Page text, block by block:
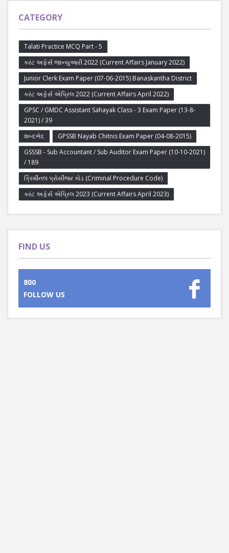
CATEGORY
Talati Practice MCQ Part - 5
કરંટ અફેર્સ જાન્યુઆરી 2022 (Current Affairs January 2022)
Junior Clerk Exam Paper (07-06-2015) Banaskantha District
કરંટ અફેર્સ એપ્રિલ 2022 (Current Affairs April 2022)
GPSC / GMDC Assistant Sahayak Class - 3 Exam Paper (13-8-
2021) / 39
શબ્દભેદ
GPSSB Nayab Chitnis Exam Paper (04-08-2015)
GSSSB - Sub Accountant / Sub Auditor Exam Paper (10-10-2021)
/ 189
ક્રિમીનલ પ્રોસીજર કોડ (Criminal Procedure Code)
કરંટ અફેર્સ એપ્રિલ 2023 (Current Affairs April 2023)
FIND US
800
FOLLOW US